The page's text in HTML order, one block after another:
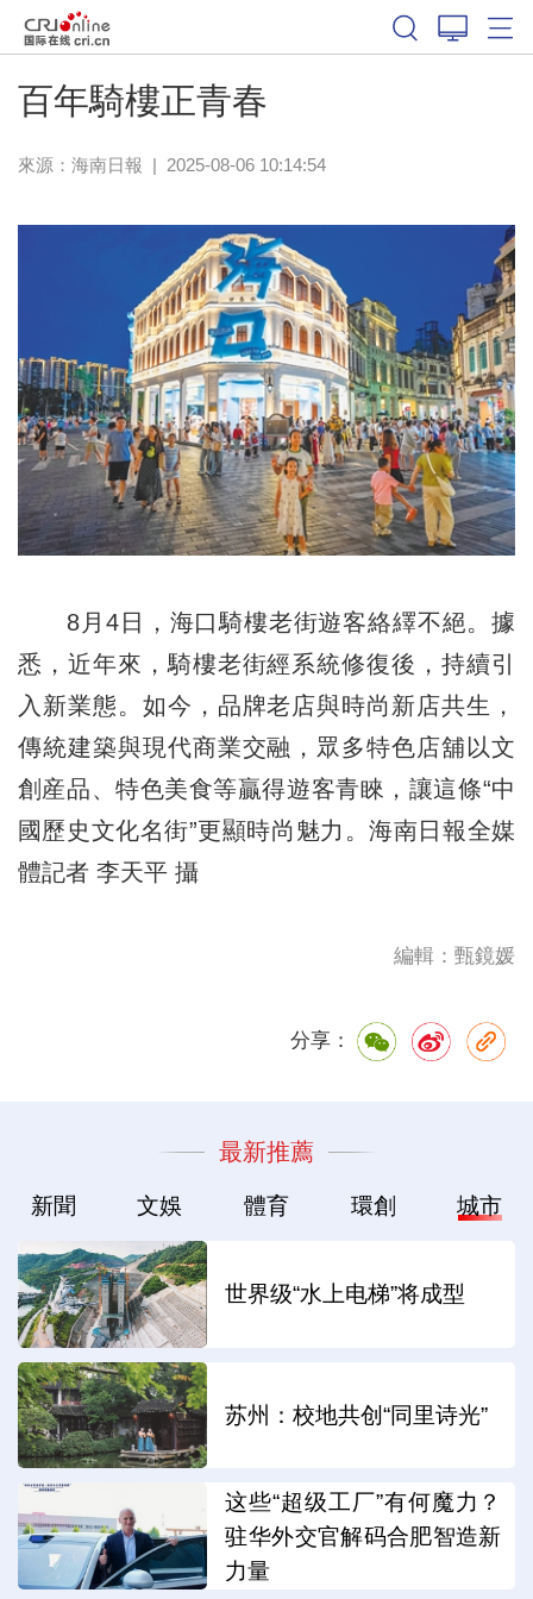
百年騎樓正青春
來源： 海南日報 | 2025-08-06 10:14:54
8月4日，海口騎樓老街遊客絡繹不絕。據
悉，近年來，騎樓老街經系統修復後，持續引
入新業態。如今，品牌老店與時尚新店共生，
傳統建築與現代商業交融，眾多特色店舖以文
創産品、特色美食等贏得遊客青睞，讓這條“中
國歷史文化名街”更顯時尚魅力。海南日報全媒
體記者 李天平 攝
編輯：甄鏡媛
分享：
最新推薦
新聞 文娛 體育 環創 城市
世界级“水上电梯”将成型
苏州：校地共创“同里诗光”
这些“超级工厂”有何魔力？
驻华外交官解码合肥智造新
力量